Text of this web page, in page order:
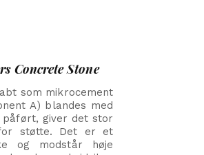
Concrete Stone
som mikrocement
A) blandes med
påført, giver det stor
støtte. Det er et
og modstår høje